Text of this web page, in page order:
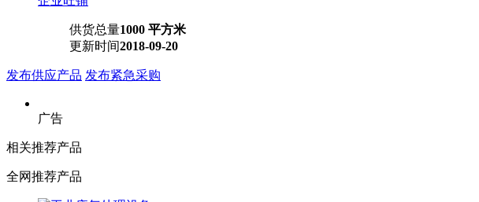
供货总量1000 平方米
更新时间2018-09-20
发布供应产品 发布紧急采购
广告
相关推荐产品
全网推荐产品